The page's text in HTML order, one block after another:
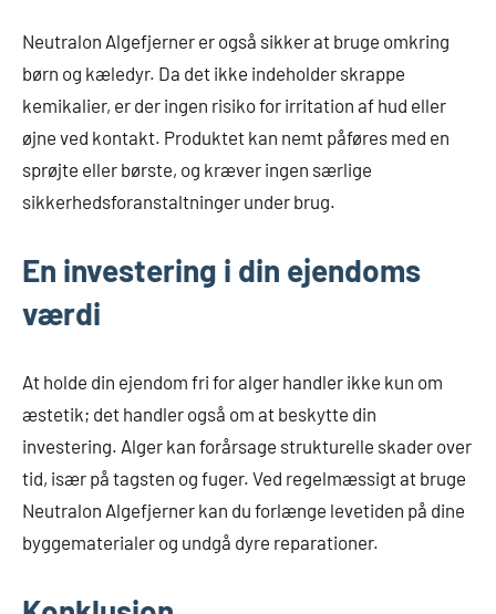
Neutralon Algefjerner er også sikker at bruge omkring
børn og kæledyr. Da det ikke indeholder skrappe
kemikalier, er der ingen risiko for irritation af hud eller
øjne ved kontakt. Produktet kan nemt påføres med en
sprøjte eller børste, og kræver ingen særlige
sikkerhedsforanstaltninger under brug.
En investering i din ejendoms
værdi
At holde din ejendom fri for alger handler ikke kun om
æstetik; det handler også om at beskytte din
investering. Alger kan forårsage strukturelle skader over
tid, især på tagsten og fuger. Ved regelmæssigt at bruge
Neutralon Algefjerner kan du forlænge levetiden på dine
byggematerialer og undgå dyre reparationer.